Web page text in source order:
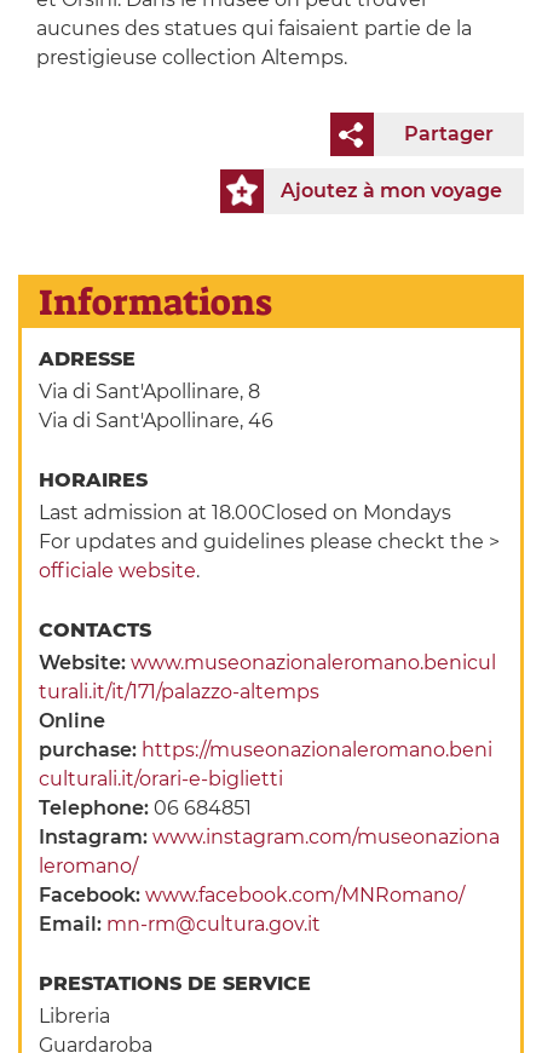
aucunes des statues qui faisaient partie de la
prestigieuse collection Altemps.
Partager
Ajoutez à mon voyage
Informations
ADRESSE
Via di Sant'Apollinare, 8
Via di Sant'Apollinare, 46
HORAIRES
Last admission at 18.00Closed on Mondays
For updates and guidelines please checkt the >
officiale website.
CONTACTS
Website:www.museonazionaleromano.benicul
turali.it/it/171/palazzo-altemps
Online
purchase: https://museonazionaleromano.beni
culturali.it/orari-e-biglietti
Telephone:06 684851
Instagram:www.instagram.com/museonaziona
leromano/
Facebook:www.facebook.com/MNRomano/
Email: mn-rm@cultura.gov.it
PRESTATIONS DE SERVICE
Libreria
Guardaroba